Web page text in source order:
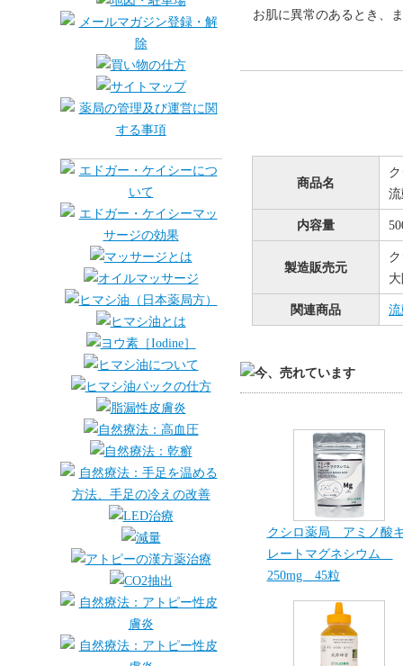
お肌に異常のあるとき、
商品名
内容量
製造販売元
関連商品
クシロ薬局 アミノ酸
レートマグネシウム
250mg 45粒